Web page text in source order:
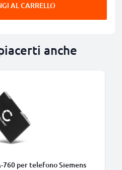
AL CARRELLO
anche
760 per telefono Siemens